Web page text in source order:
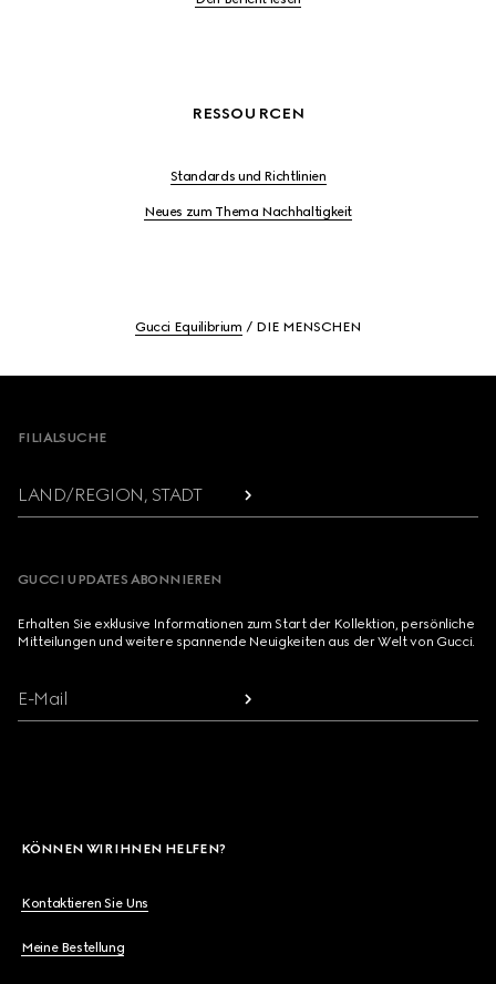
RESSOURCEN
Standards und Richtlinien
Neues zum Thema Nachhaltigkeit
Gucci Equilibrium DIE MENSCHEN
FILIALSUCHE
LAND/REGION, STADT
GUCCI UPDATES ABONNIEREN
Erhalten Sie exklusive Informationen zum Start der Kollektion, persönliche
Mitteilungen und weitere spannende Neuigkeiten aus der Welt von Gucci.
E-Mail
KÖNNEN WIR IHNEN HELFEN?
Kontaktieren Sie Uns
Meine Bestellung